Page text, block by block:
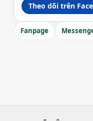
Theo dõi trên
Fanpage